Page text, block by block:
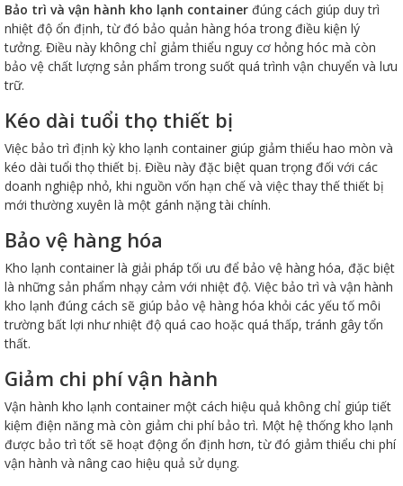
Bảo trì và vận hành kho lạnh container đúng cách giúp duy trì
nhiệt độ ổn định, từ đó bảo quản hàng hóa trong điều kiện lý
tưởng. Điều này không chỉ giảm thiểu nguy cơ hỏng hóc mà còn
bảo vệ chất lượng sản phẩm trong suốt quá trình vận chuyển và lưu
trữ.
Kéo dài tuổi thọ thiết bị
Việc bảo trì định kỳ kho lạnh container giúp giảm thiểu hao mòn và
kéo dài tuổi thọ thiết bị. Điều này đặc biệt quan trọng đối với các
doanh nghiệp nhỏ, khi nguồn vốn hạn chế và việc thay thế thiết bị
mới thường xuyên là một gánh nặng tài chính.
Bảo vệ hàng hóa
Kho lạnh container là giải pháp tối ưu để bảo vệ hàng hóa, đặc biệt
là những sản phẩm nhạy cảm với nhiệt độ. Việc bảo trì và vận hành
kho lạnh đúng cách sẽ giúp bảo vệ hàng hóa khỏi các yếu tố môi
trường bất lợi như nhiệt độ quá cao hoặc quá thấp, tránh gây tổn
thất.
Giảm chi phí vận hành
Vận hành kho lạnh container một cách hiệu quả không chỉ giúp tiết
kiệm điện năng mà còn giảm chi phí bảo trì. Một hệ thống kho lạnh
được bảo trì tốt sẽ hoạt động ổn định hơn, từ đó giảm thiểu chi phí
vận hành và nâng cao hiệu quả sử dụng.